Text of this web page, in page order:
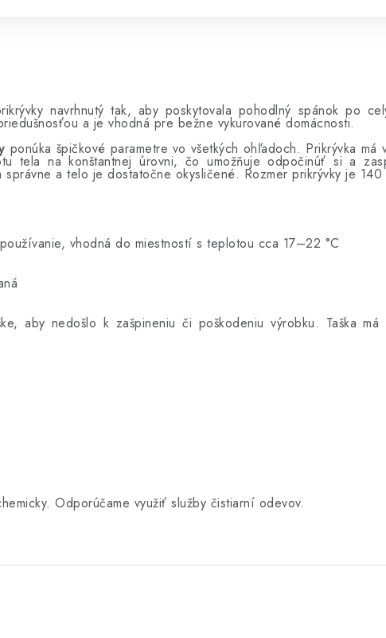
navrhnutý tak, aby poskytovala pohodlný spánok po
a je vhodná pre bežne vykurované domácnosti.
ponúka špičkové parametre vo všetkých ohľadoch. Prikrývka má
tela na konštantnej úrovni, čo umožňuje odpočinúť si a
a telo je dostatočne okysličené. Rozmer prikrývky je
vhodná do miestností s teplotou cca 17–22 °C
aby nedošlo k zašpineniu či poškodeniu výrobku. Taška
Odporúčame využiť služby čistiarní odevov.